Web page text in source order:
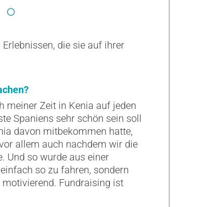
die sie auf ihrer
meiner Zeit in Kenia auf jeden
Spaniens sehr schön sein soll
davon mitbekommen hatte,
allem auch nachdem wir die
Und so wurde aus einer
so zu fahren, sondern
Fundraising ist